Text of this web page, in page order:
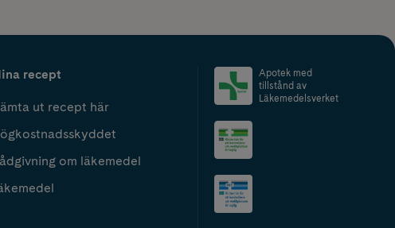
recept
ut recept här
om läkemedel
Apotek med
tillstånd av
Läkemedelsverket